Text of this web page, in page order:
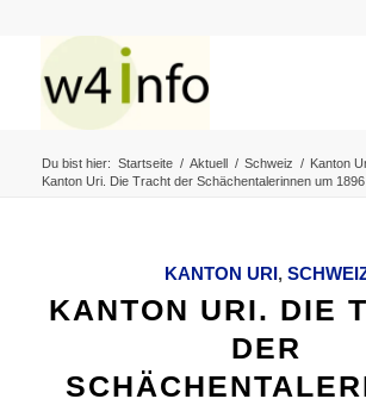
Du bist hier: Startseite / Aktuell / Schweiz / Kanton
Kanton Uri. Die Tracht der Schächentalerinnen um 1896
KANTON URI,
KANTON URI. DIE
DER